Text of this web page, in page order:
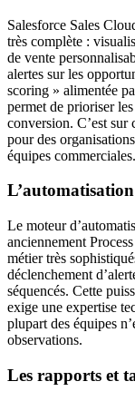
Salesforce Sales
très complète :
de vente
alertes sur les
scoring » alimentée
permet de prioriser
conversion. C’est sur
pour des
équipes commerciales.
L’automatisation
Le moteur
anciennement
métier très
déclenchement
séquencés. Cette
exige une expertise
plupart des équipes
observations.
Les rapports et